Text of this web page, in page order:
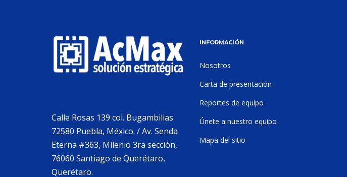
Calle Rosas 139 col. Bugambilias
72580 Puebla, México. / Av. Senda
Eterna #363, Milenio 3ra sección,
76060 Santiago de Querétaro,
Querétaro.
INFORMACIÓN
Nosotros
Carta de presentación
Reportes de equipo
Únete a nuestro equipo
Mapa del sitio